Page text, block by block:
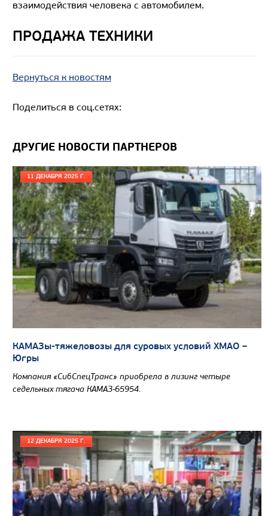
взаимодействия человека с автомобилем.
ПРОДАЖА ТЕХНИКИ
Вернуться к новостям
Поделиться в соц.сетях:
ДРУГИЕ НОВОСТИ ПАРТНЕРОВ
11 ДЕКАБРЯ 2025 Г.
КАМАЗы-тяжеловозы для суровых условий ХМАО –
Югры
Компания «СибСпецТранс» приобрела в лизинг четыре
седельных тягача КАМАЗ-65954.
12 ДЕКАБРЯ 2025 Г.